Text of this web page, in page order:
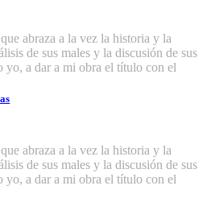
abraza a la vez la historia y la
de sus males y la discusión de sus
yo, a dar a mi obra el título con el
abraza a la vez la historia y la
de sus males y la discusión de sus
yo, a dar a mi obra el título con el